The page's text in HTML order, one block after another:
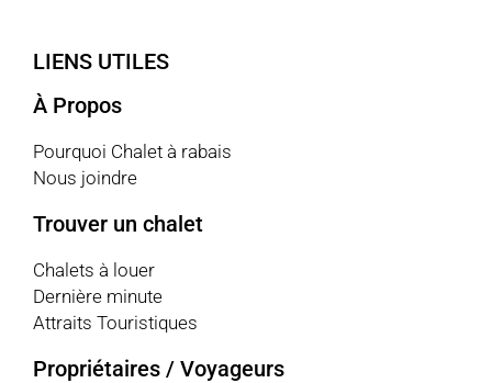
LIENS UTILES
À Propos
Pourquoi Chalet à rabais
Nous joindre
Trouver un chalet
Chalets à louer
Dernière minute
Attraits Touristiques
Propriétaires / Voyageurs